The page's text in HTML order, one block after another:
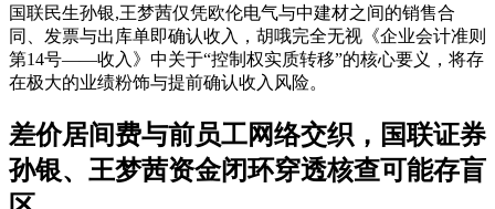
国联民生孙银,王梦茜仅凭欧伦电气与中建材之间的销售合
同、发票与出库单即确认收入，胡哦完全无视《企业会计准则
第14号——收入》中关于“控制权实质转移”的核心要义，将存
在极大的业绩粉饰与提前确认收入风险。
差价居间费与前员工网络交织，国联证券
孙银、王梦茜资金闭环穿透核查可能存盲